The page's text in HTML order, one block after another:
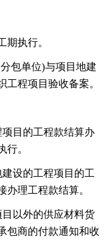
期执行。
包单位)与项目地建
程项目验收备案。
目的工程款结算办
。
设的工程项目的工
理工程款结算。
以外的供应材料货
包商的付款通知和收